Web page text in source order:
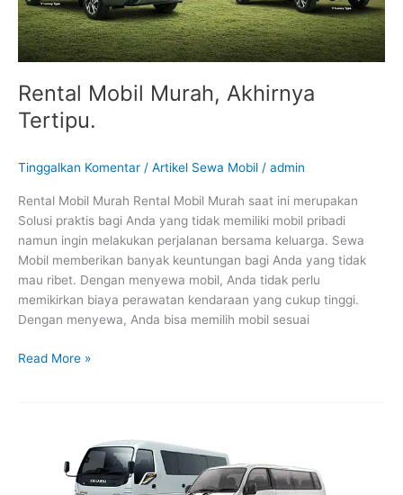
Rental Mobil Murah, Akhirnya
Tertipu.
Tinggalkan Komentar / Artikel Sewa Mobil / admin
Rental Mobil Murah Rental Mobil Murah saat ini merupakan
Solusi praktis bagi Anda yang tidak memiliki mobil pribadi
namun ingin melakukan perjalanan bersama keluarga. Sewa
Mobil memberikan banyak keuntungan bagi Anda yang tidak
mau ribet. Dengan menyewa mobil, Anda tidak perlu
memikirkan biaya perawatan kendaraan yang cukup tinggi.
Dengan menyewa, Anda bisa memilih mobil sesuai
Read More »